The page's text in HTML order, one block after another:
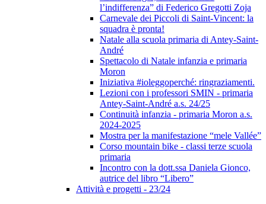
l’indifferenza” di Federico Gregotti Zoja
Carnevale dei Piccoli di Saint-Vincent: la
squadra è pronta!
Natale alla scuola primaria di Antey-Saint-
André
Spettacolo di Natale infanzia e primaria
Moron
Iniziativa #ioleggoperché: ringraziamenti.
Lezioni con i professori SMIN - primaria
Antey-Saint-André a.s. 24/25
Continuità infanzia - primaria Moron a.s.
2024-2025
Mostra per la manifestazione “mele Vallée”
Corso mountain bike - classi terze scuola
primaria
Incontro con la dott.ssa Daniela Gionco,
autrice del libro “Libero”
Attività e progetti - 23/24